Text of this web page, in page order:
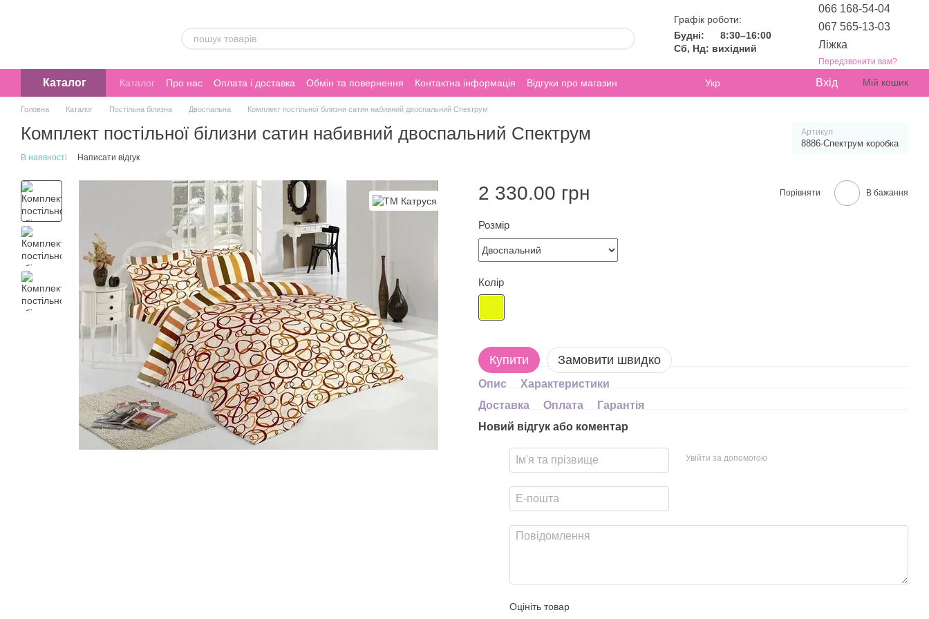
Графік роботи:
Будні:
8:30–16:00
Сб, Нд: вихідний
066 168-54-04
067 565-13-03
Ліжка
Передзвонити вам?
Каталог Каталог Про нас Оплата і доставка Обмін та повернення Контактна інформація Відгуки про магазин Укр Вхід Мій кошик
Головна Каталог Постільна білизна Двоспальна Комплект постільної білизни сатин набивний двоспальний Спектрум
Комплект постільної білизни сатин набивний двоспальний Спектрум Артикул
8886-Спектрум коробка
В наявності Написати відгук
2 330.00 грн Порівняти В бажання
Розмір
Колір
Купити Замовити швидко
Опис
Характеристики
Доставка
Оплата
Гарантія
Новий відгук або коментар
Увійти за допомогою
Оцініть товар